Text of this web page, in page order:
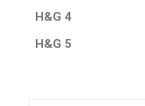
H&G 4
H&G 5